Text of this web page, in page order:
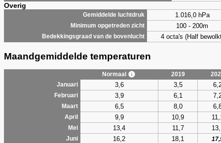
Overig
Gemiddelde luchtdruk 1.016,0 hPa
Minimum opgetreden zicht 100 - 200m
Bedekkingsgraad van de bovenlucht 4 octa's (Half
Maandgemiddelde temperaturen
Normaal 2019
Januari
3,6 3,5
Februari 3,9 6,1
Maart 6,5 8,0
April 9,9 10,9
Mei 13,4 11,7
Juni 16,2 18,1